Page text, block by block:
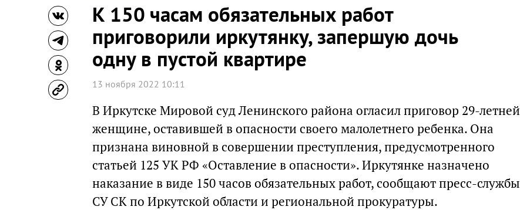
К 150 часам обязательных работ
приговорили иркутянку, запершую дочь
одну в пустой квартире
13 ноября 2022 10:11
В Иркутске Мировой суд Ленинского района огласил приговор 29-летней
женщине, оставившей в опасности своего малолетнего ребенка. Она
признана виновной в совершении преступления, предусмотренного
статьей 125 УК РФ «Оставление в опасности». Иркутянке назначено
наказание в виде 150 часов обязательных работ, сообщают пресс-службы
СУ СК по Иркутской области и региональной прокуратуры.